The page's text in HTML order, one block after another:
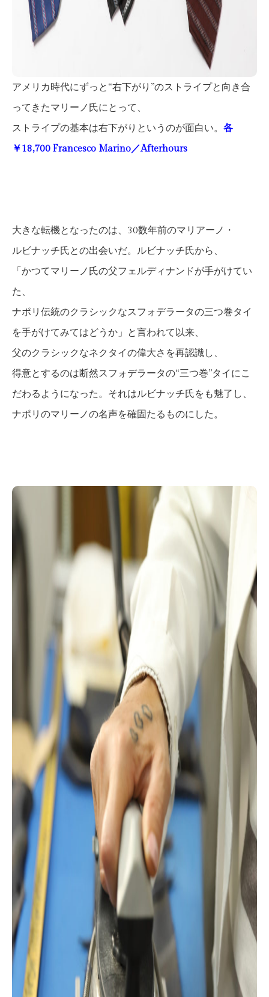
アメリカ時代にずっと“右下がり”のストライプと向き合
ってきたマリーノ氏にとって、
ストライプの基本は右下がりというのが面白い。 各
￥18,700 Francesco Marino／Afterhours
大きな転機となったのは、30数年前のマリアーノ・
ルビナッチ氏との出会いだ。ルビナッチ氏から、
「かつてマリーノ氏の父フェルディナンドが手がけてい
た、
ナポリ伝統のクラシックなスフォデラータの三つ巻タイ
を手がけてみてはどうか」と言われて以来、
父のクラシックなネクタイの偉大さを再認識し、
得意とするのは断然スフォデラータの“三つ巻”タイにこ
だわるようになった。それはルビナッチ氏をも魅了し、
ナポリのマリーノの名声を確固たるものにした。